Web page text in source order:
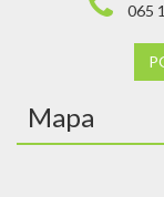
065
Mapa